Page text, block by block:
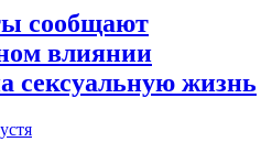
сообщают
влиянии
сексуальную жизнь